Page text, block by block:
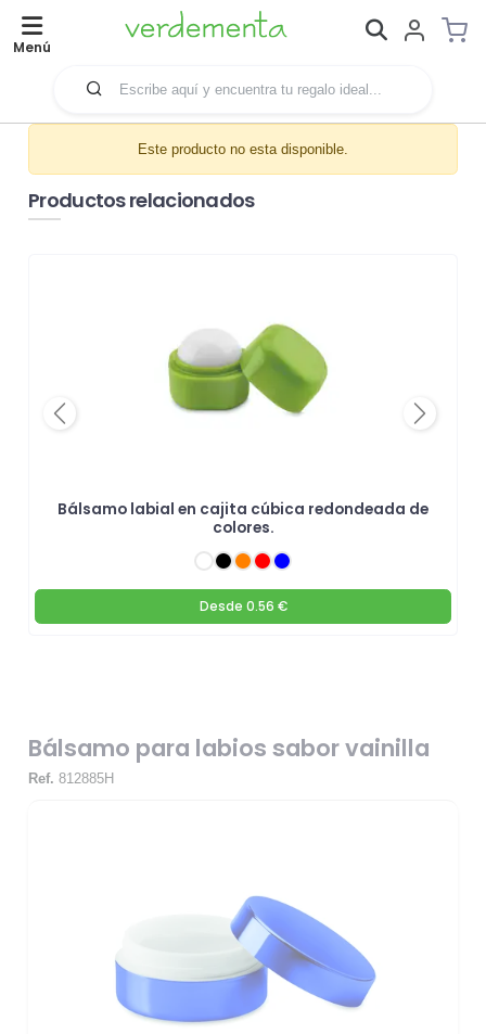
Menú
Este producto no esta disponible.
Productos relacionados
Bálsamo labial en cajita cúbica redondeada de
colores.
Desde 0.56 €
Previous Next
Bálsamo para labios sabor vainilla
Ref. 812885H